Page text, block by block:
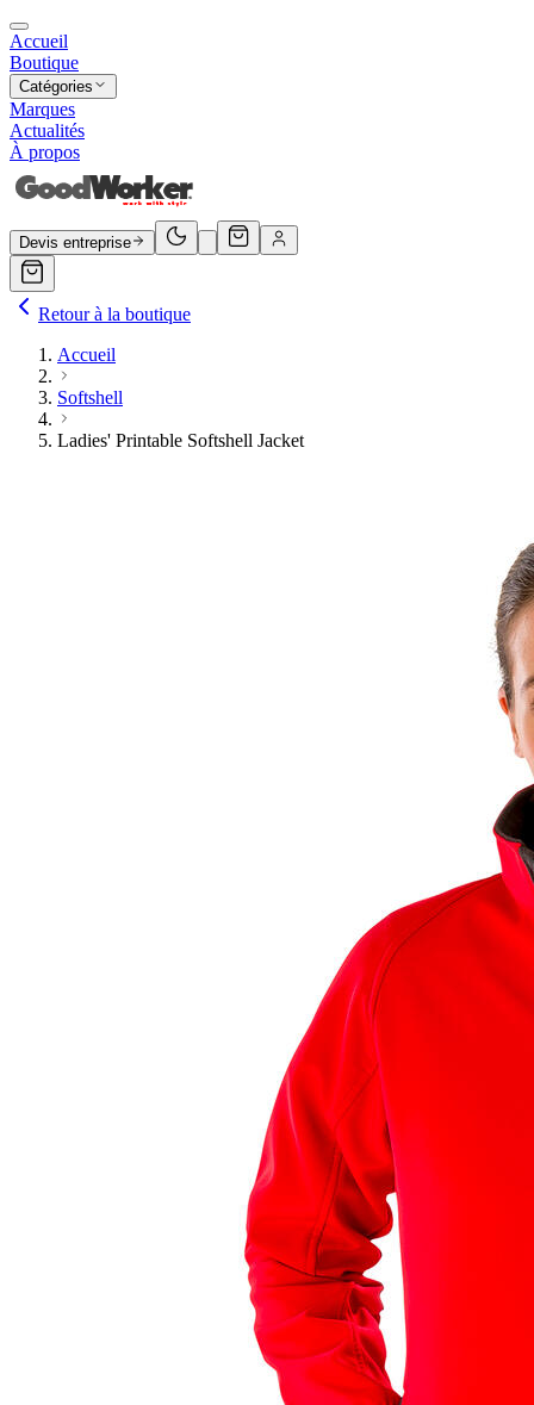
Accueil
Boutique
Catégories
Marques
Actualités
À propos
Devis entreprise
Retour à la boutique
Accueil
Softshell
Ladies' Printable Softshell Jacket